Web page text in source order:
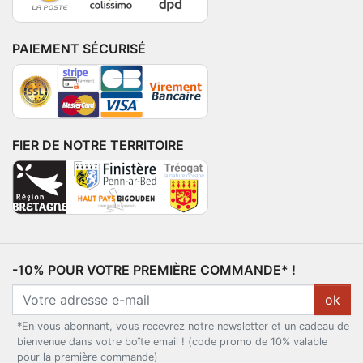
PAIEMENT SÉCURISÉ
FIER DE NOTRE TERRITOIRE
-10% POUR VOTRE PREMIÈRE COMMANDE* !
ok
*En vous abonnant, vous recevrez notre newsletter et un cadeau de
bienvenue dans votre boîte email ! (code promo de 10% valable
pour la première commande)